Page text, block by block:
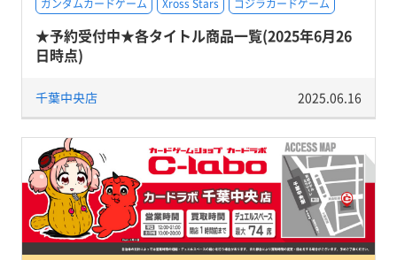
★予約受付中★各タイトル商品一覧(2025年6月26
日時点)
千葉中央店 2025.06.16